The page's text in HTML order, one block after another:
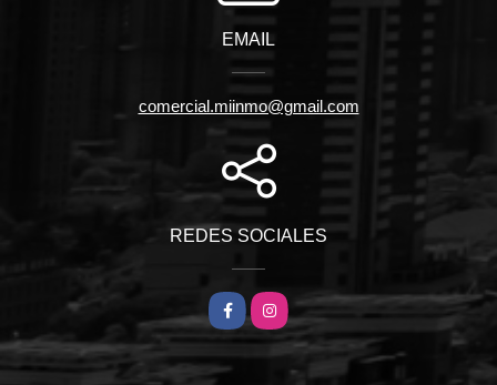
EMAIL
comercial.miinmo@gmail.com
REDES SOCIALES
FacebookInstagram